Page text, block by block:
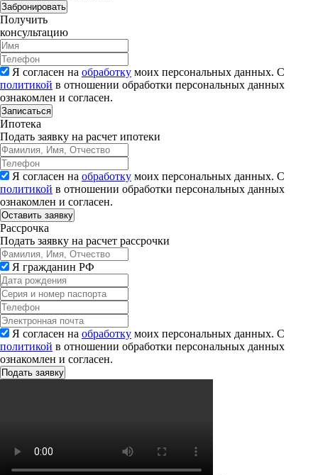
Забронировать
Получить
консультацию
Я согласен на обработку моих персональных данных. С
политикой в отношении обработки персональных данных
ознакомлен и согласен.
Записаться
Ипотека
Подать заявку на расчет ипотеки
Я согласен на обработку моих персональных данных. С
политикой в отношении обработки персональных данных
ознакомлен и согласен.
Рассрочка
Подать заявку на расчет рассрочки
Я гражданин РФ
Я согласен на обработку моих персональных данных. С
политикой в отношении обработки персональных данных
ознакомлен и согласен.